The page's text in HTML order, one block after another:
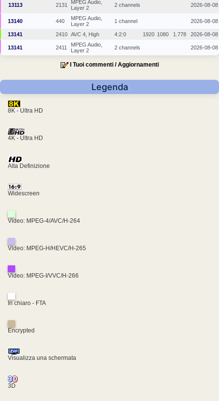
13113 2131
MPEG Audio,
Layer 2
2 channels 2026-08-08
13140 440
MPEG Audio,
Layer 2
1 channel 2026-08-08
13141 2410 AVC 4, High 4:2:0 1920 1080 1.778 2026-08-08
13141 2411
MPEG Audio,
Layer 2
2 channels 2026-08-08
I Tuoi commenti / Aggiornamenti
Legenda
8K - Ultra HD
4K - Ultra HD
Alta Definizione
Widescreen
Video: MPEG-4/AVC/H-264
Video: MPEG-H/HEVC/H-265
Video: MPEG-I/VVC/H-266
In chiaro - FTA
Encrypted
Visualizza una schermata
3D